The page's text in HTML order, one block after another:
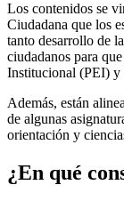
Los contenidos se
Ciudadana que los
tanto desarrollo de
ciudadanos para
Institucional (PEI) y
Además, están
de algunas
orientación y
¿En qué